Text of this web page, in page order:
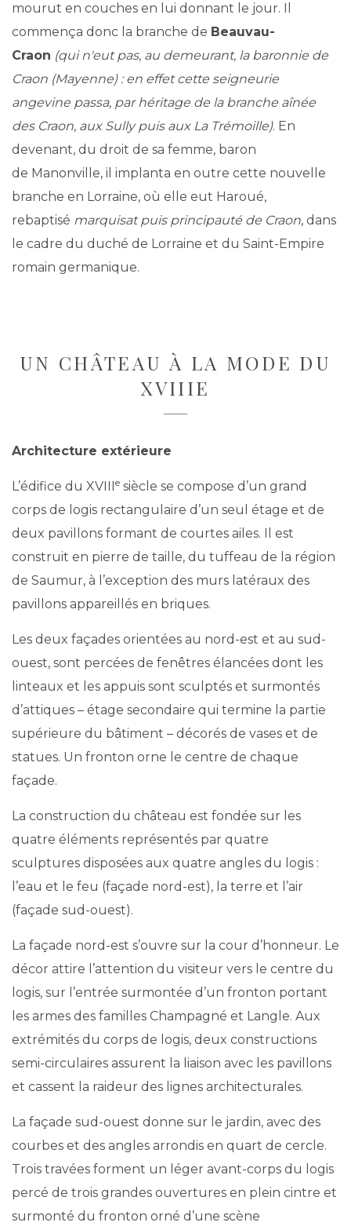
mourut en couches en lui donnant le jour. Il
commença donc la branche de Beauvau-
Craon (qui n'eut pas, au demeurant, la baronnie de
Craon (Mayenne) : en effet cette seigneurie
angevine passa, par héritage de la branche aînée
des Craon, aux Sully puis aux La Trémoille). En
devenant, du droit de sa femme, baron
de Manonville, il implanta en outre cette nouvelle
branche en Lorraine, où elle eut Haroué,
rebaptisé marquisat puis principauté de Craon, dans
le cadre du duché de Lorraine et du Saint-Empire
romain germanique.
UN CHÂTEAU À LA MODE DU
XVIIIE
Architecture extérieure
L’édifice du XVIIIe siècle se compose d’un grand
corps de logis rectangulaire d’un seul étage et de
deux pavillons formant de courtes ailes. Il est
construit en pierre de taille, du tuffeau de la région
de Saumur, à l’exception des murs latéraux des
pavillons appareillés en briques.
Les deux façades orientées au nord-est et au sud-
ouest, sont percées de fenêtres élancées dont les
linteaux et les appuis sont sculptés et surmontés
d’attiques – étage secondaire qui termine la partie
supérieure du bâtiment – décorés de vases et de
statues. Un fronton orne le centre de chaque
façade.
La construction du château est fondée sur les
quatre éléments représentés par quatre
sculptures disposées aux quatre angles du logis :
l’eau et le feu (façade nord-est), la terre et l’air
(façade sud-ouest).
La façade nord-est s’ouvre sur la cour d’honneur. Le
décor attire l’attention du visiteur vers le centre du
logis, sur l’entrée surmontée d’un fronton portant
les armes des familles Champagné et Langle. Aux
extrémités du corps de logis, deux constructions
semi-circulaires assurent la liaison avec les pavillons
et cassent la raideur des lignes architecturales.
La façade sud-ouest donne sur le jardin, avec des
courbes et des angles arrondis en quart de cercle.
Trois travées forment un léger avant-corps du logis
percé de trois grandes ouvertures en plein cintre et
surmonté du fronton orné d’une scène